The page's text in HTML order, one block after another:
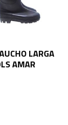
LARGA
AMAR